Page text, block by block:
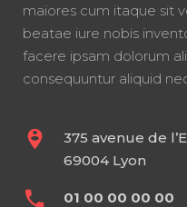
maiores cum itaque sit
beatae iure nobis
facere ipsam dolorum
consequuntur aliquid
375 avenue de
69004 Lyon
01 00 00 00 00